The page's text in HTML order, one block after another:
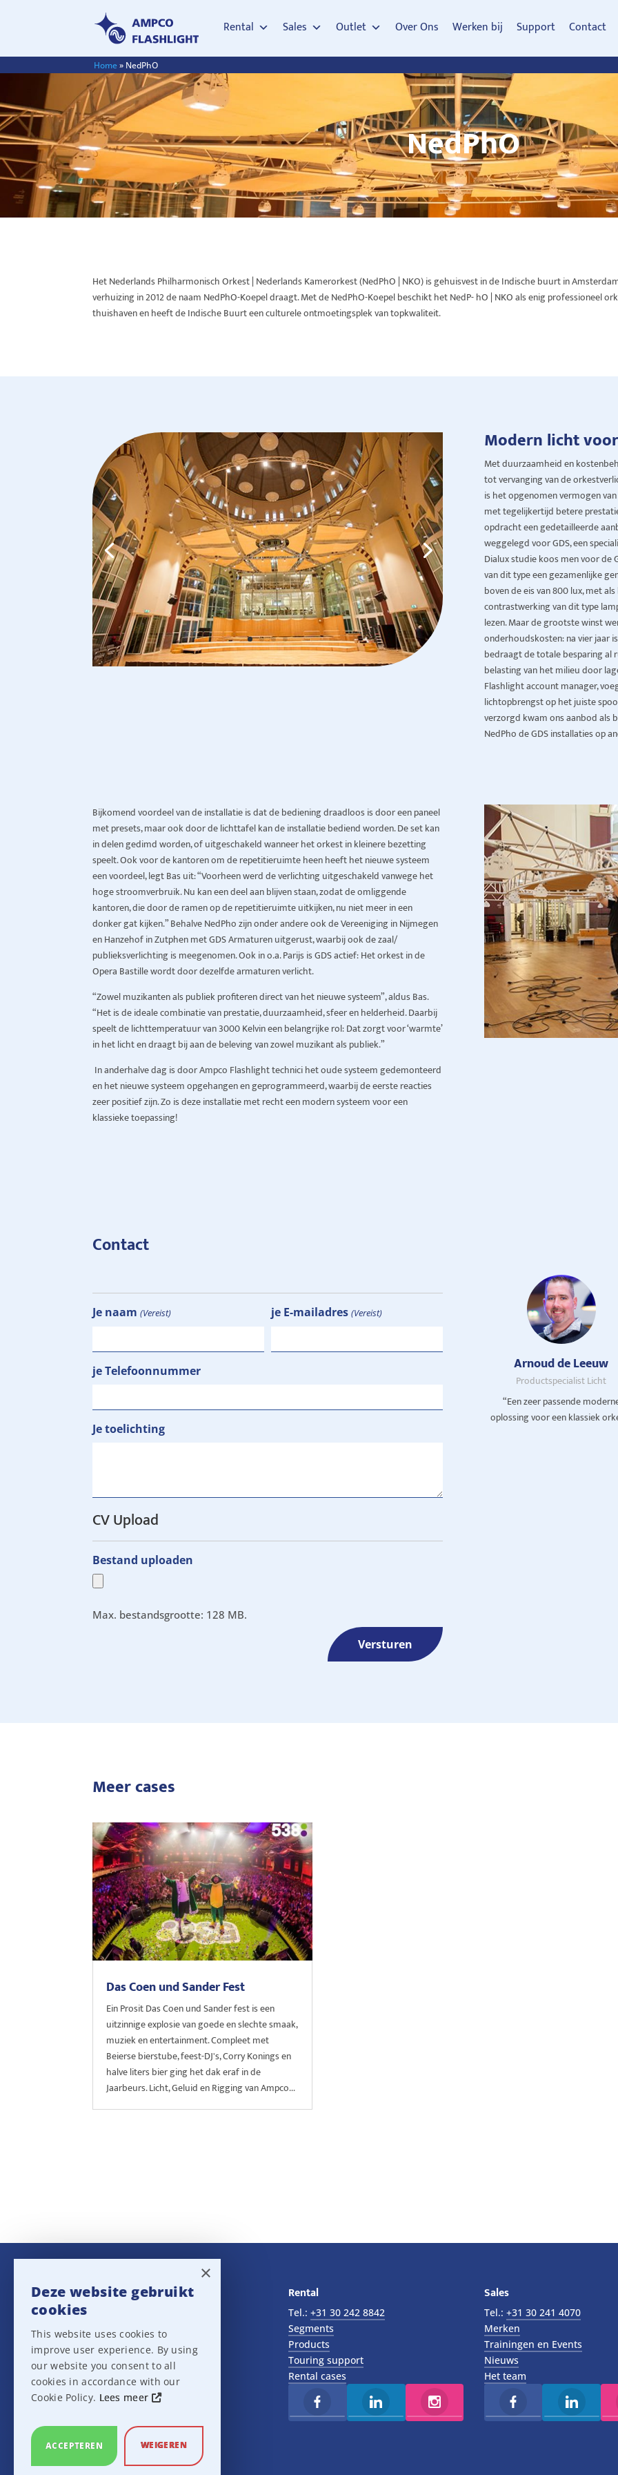
Rental Sales Outlet Over Ons Werken bij Support Contact
Home» NedPhO
NedPhO
HetNederlands PhilharmonischOrkest| Nederlands Kamerorkest(NedPhO | NKO) isgehuisvestin deIndischebuurtin
verhuizingin 2012 de naam NedPhO-Koepeldraagt. Met de NedPhO-Koepel beschikt het NedP- hO | NKOalsenigprofessioneel
thuishaven en heeft de Indische Buurt een cultureleontmoetingsplek vantopkwaliteit.
Modern licht
Met duurzaamheid en
tot vervanging van de
is het opgenomen vermogen
met tegelijkertijd betere
opdracht een gedetailleerde
weggelegd voor GDS, een
Dialux studie koos men voor de
van dit type een gezamenlijke
boven de eis van 800 lux, met
contrastwerking van dit type
lezen. Maar de grootste winst
onderhoudskosten: na vier jaar
bedraagt de totale besparing al
belasting van het milieu door
Flashlight account manager,
lichtopbrengst op het juiste
verzorgd kwam ons aanbod als
NedPho de GDS installaties op
Bijkomend voordeel van de installatie is dat de bediening draadloos is door een paneel
met presets, maar ook door de lichttafel kan de installatie bediend worden. De set kan
in delen gedimd worden, of uitgeschakeld wanneer het orkest in kleinere bezetting
speelt. Ook voor de kantoren om de repetitieruimte heen heeft het nieuwe systeem
een voordeel, legt Bas uit: “Voorheen werd de verlichting uitgeschakeld vanwege het
hoge stroomverbruik. Nu kan een deel aan blijven staan, zodat de omliggende
kantoren, die door de ramen op de repetitieruimte uitkijken, nu niet meer in een
donker gat kijken.” Behalve NedPho zijn onder andere ook de Vereeniging in Nijmegen
en Hanzehof in Zutphen met GDS Armaturen uitgerust, waarbij ook de zaal/
publieksverlichting is meegenomen. Ook in o.a. Parijs is GDS actief: Het orkest in de
Opera Bastille wordt door dezelfde armaturen verlicht.
“Zowel muzikanten als publiek profiteren direct van het nieuwe systeem”, aldus Bas.
“Het is de ideale combinatie van prestatie, duurzaamheid, sfeer en helderheid. Daarbij
speelt de lichttemperatuur van 3000 Kelvin een belangrijke rol: Dat zorgt voor ‘warmte’
in het licht en draagt bij aan de beleving van zowel muzikant als publiek.”
In anderhalve dag is door Ampco Flashlight technici het oude systeem gedemonteerd
en het nieuwe systeem opgehangen en geprogrammeerd, waarbij de eerste reacties
zeer positief zijn. Zo is deze installatie met recht een modern systeem voor een
klassieke toepassing!
Contact
Je naam (Vereist) je E-mailadres (Vereist)
je Telefoonnummer
Je toelichting
CV Upload
Bestand uploaden
Max. bestandsgrootte: 128 MB.
Versturen
Arnoud de Leeuw
Productspecialist Licht
“Een zeer passende
oplossing voor een klassiek
Meer cases
Das Coen und Sander Fest
Ein Prosit Das Coen und Sander fest is een
uitzinnige explosie van goede en slechte smaak,
muziek en entertainment. Compleet met
Beierse bierstube, feest-DJ's, Corry Konings en
halve liters bier ging het dak eraf in de
Jaarbeurs. Licht, Geluid en Rigging van Ampco...
Navigatie
About us
Het team
Support
Sitemap
Cookie Settings
Rental
Tel.: +31 30 242 8842
Segments
Products
Touring support
Rental cases
Sales
Tel.: +31 30 241 4070
Merken
Trainingen en Events
Nieuws
Het team
×
Deze website gebruikt
cookies
This website uses cookies to
improve user experience. By using
our website you consent to all
cookies in accordance with our
Cookie Policy. Lees meer
ACCEPTEREN WEIGEREN